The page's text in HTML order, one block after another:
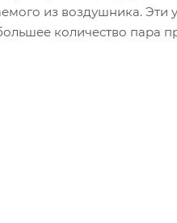
из воздушника.
количество пара